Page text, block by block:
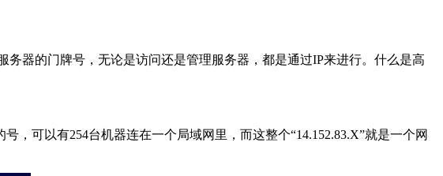
器的门牌号，无论是访问还是管理服务器，都是通过IP来进行。什么是高
，可以有254台机器连在一个局域网里，而这整个“14.152.83.X”就是一个网